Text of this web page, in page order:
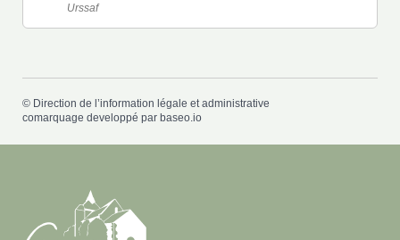
Urssaf
© Direction de l’information légale et administrative
comarquage developpé par baseo.io